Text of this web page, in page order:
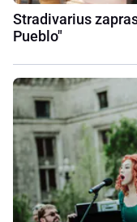
Stradivarius
Pueblo"